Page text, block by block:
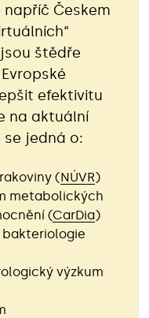
Českem
štědře
efektivitu
na aktuální
se jedná o:
(NÚVR)
metabolických
(CarDia)
výzkum